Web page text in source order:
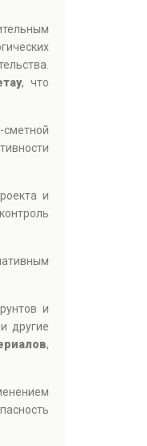
, что
сметной
и
и
другие
,